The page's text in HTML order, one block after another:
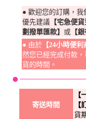
● 歡迎您的訂購，
優先建議 【宅急便
劃撥單匯款】 或 【
● 由於 【24小時便
然您已經完成付款
貨的時間。
寄送時間
【
【
貨